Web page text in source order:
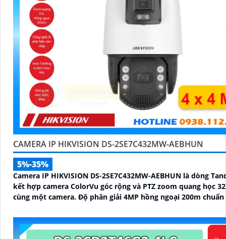
CAMERA IP HIKVISION DS-2SE7C432MW-AEBHUN
5%-35%
Camera IP HIKVISION DS-2SE7C432MW-AEBHUN là dòng
kết hợp camera ColorVu góc rộng và PTZ zoom quang học
cùng một camera. Độ phân giải 4MP hồng ngoại 200m chuẩn